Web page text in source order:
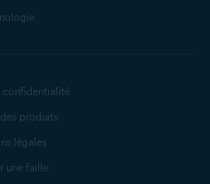
confidentialité
produits
légales
une faille